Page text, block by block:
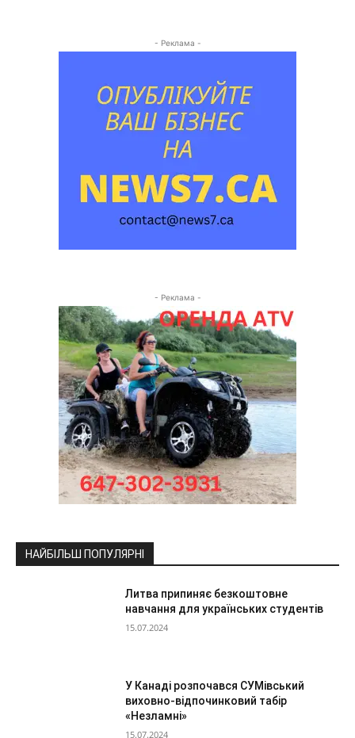
- Реклама -
- Реклама -
НАЙБІЛЬШ ПОПУЛЯРНІ
Литва припиняє безкоштовне
навчання для українських студентів
15.07.2024
У Канаді розпочався СУМівський
виховно-відпочинковий табір
«Незламні»
15.07.2024